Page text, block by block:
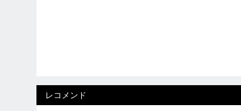
レコメンド